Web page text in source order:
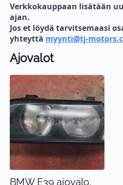
Verkkokauppaan lisätään
ajan.
Jos et löydä tarvitsemaasi
yhteyttä myynti@tj-
Ajovalot
BMW E39 ajovalo,